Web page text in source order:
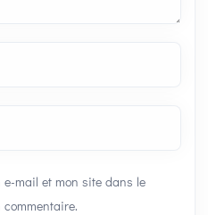
e-mail et mon site dans le